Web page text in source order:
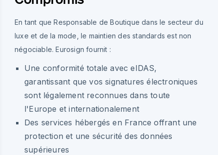
En tant que Responsable de Boutique dans le secteur du
luxe et de la mode, le maintien des standards est non
négociable. Eurosign fournit :
Une conformité totale avec eIDAS,
garantissant que vos signatures électroniques
sont légalement reconnues dans toute
l'Europe et internationalement
Des services hébergés en France offrant une
protection et une sécurité des données
supérieures